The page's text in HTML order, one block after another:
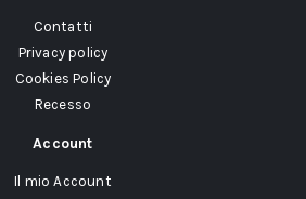
Contatti
Privacy policy
Cookies Policy
Recesso
Account
Il mio Account